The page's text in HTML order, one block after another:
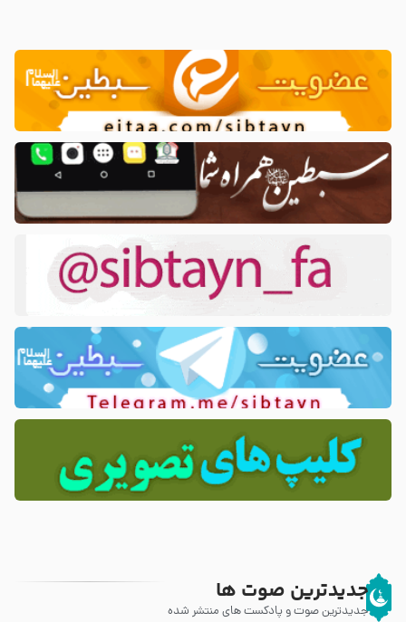
جدیدترین صوت ها
جدیدترین صوت و پادکست های منتشر شده